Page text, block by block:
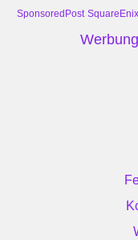
SponsoredPost SquareEnix
Werbung